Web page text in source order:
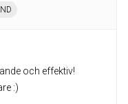
och effektiv!
:)